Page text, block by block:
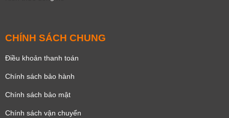
CHÍNH SÁCH CHUNG
Điều khoản thanh toán
Chính sách bảo hành
Chính sách bảo mật
Chính sách vận chuyển